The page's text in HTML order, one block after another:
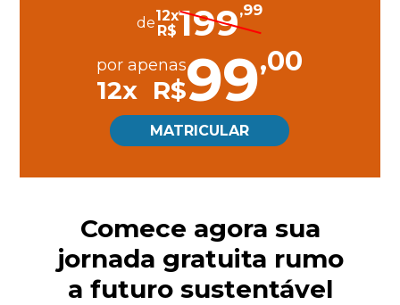
MATRICULAR
de12x
R$199,99
por apenas
12x R$99,00
Comece agora sua
jornada gratuita rumo
a futuro sustentável